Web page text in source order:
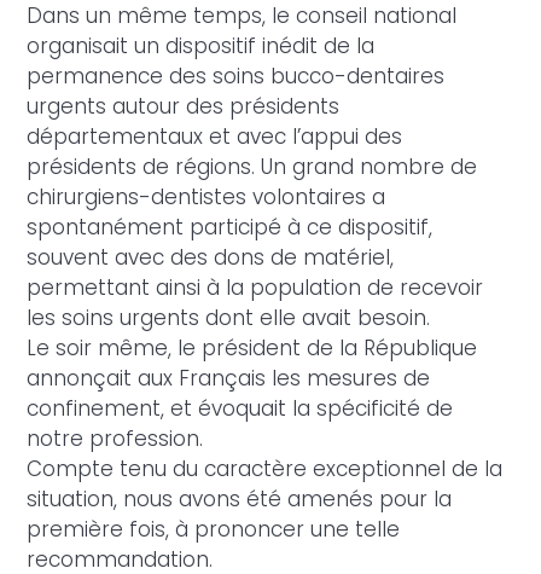
Dans un même temps, le conseil national
organisait un dispositif inédit de la
permanence des soins bucco-dentaires
urgents autour des présidents
départementaux et avec l’appui des
présidents de régions. Un grand nombre de
chirurgiens-dentistes volontaires a
spontanément participé à ce dispositif,
souvent avec des dons de matériel,
permettant ainsi à la population de recevoir
les soins urgents dont elle avait besoin.
Le soir même, le président de la République
annonçait aux Français les mesures de
confinement, et évoquait la spécificité de
notre profession.
Compte tenu du caractère exceptionnel de la
situation, nous avons été amenés pour la
première fois, à prononcer une telle
recommandation.